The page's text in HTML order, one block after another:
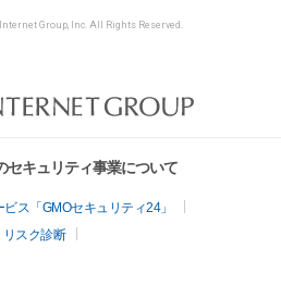
Group, Inc. All Rights Reserved.
セキュリティ事業について
ス「GMOセキュリティ24」
スク診断